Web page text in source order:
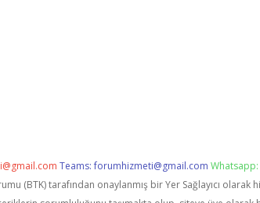
Teams:forumhizmeti@gmail.com
(BTK) tarafından onaylanmış bir Yer Sağlayıcı